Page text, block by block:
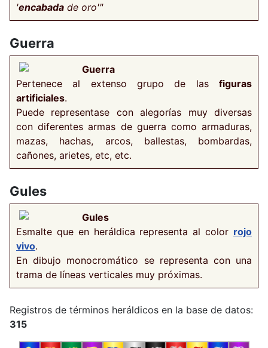
'encabada de oro'"
Guerra
Guerra
Pertenece al extenso grupo de las figuras
artificiales.
Puede representase con alegorías muy diversas
con diferentes armas de guerra como armaduras,
mazas, hachas, arcos, ballestas, bombardas,
cañones, arietes, etc, etc.
Gules
Gules
Esmalte que en heráldica representa al color rojo
vivo.
En dibujo monocromático se representa con una
trama de líneas verticales muy próximas.
Registros de términos heráldicos en la base de datos:
315